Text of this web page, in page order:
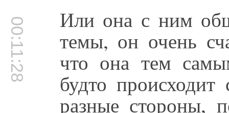
00:11:28 Или она с ним
темы, он очень
что она тем
будто
разные стороны,